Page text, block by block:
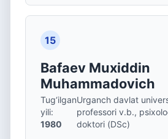
15
Bafaev Muxiddin
Muhammadovich
Tug‘ilgan
yili:
1980
Urganch davlat
professori v.b.,
doktori (DSc)